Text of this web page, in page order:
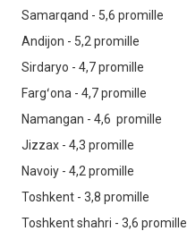
Samarqand - 5,6 promille
Andijon - 5,2 promille
Sirdaryo - 4,7 promille
Fargʻona - 4,7 promille
Namangan - 4,6 promille
Jizzax - 4,3 promille
Navoiy - 4,2 promille
Toshkent - 3,8 promille
Toshkent shahri - 3,6 promille.